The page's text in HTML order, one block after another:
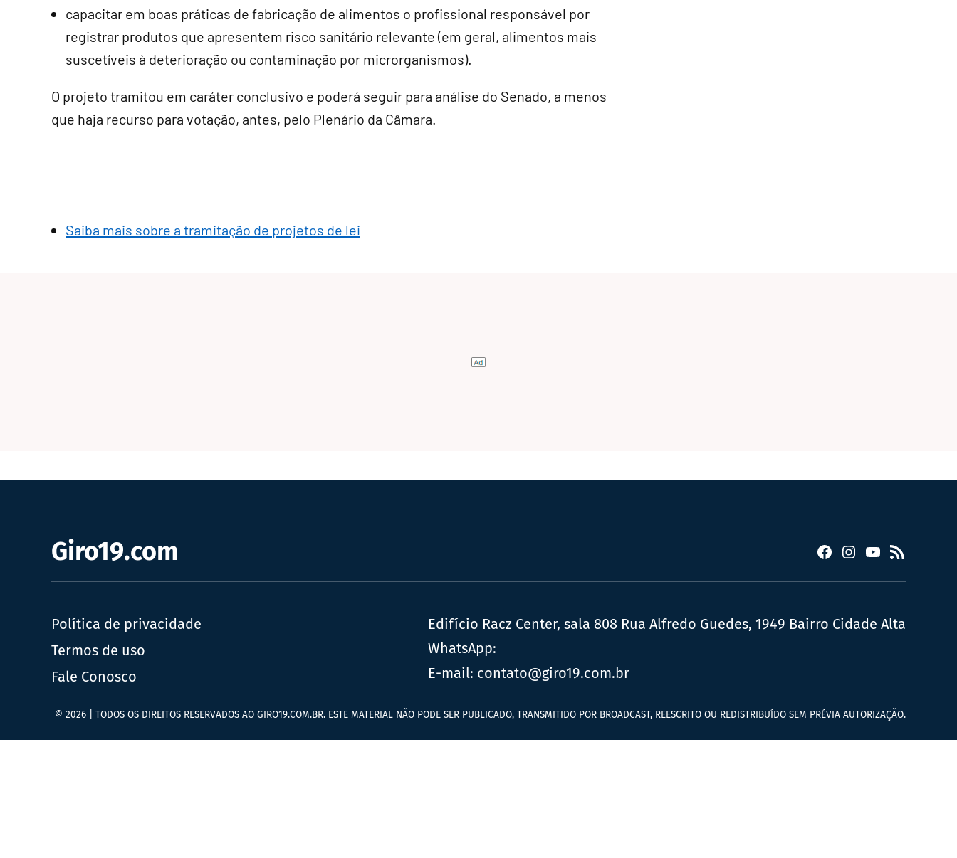
capacitar em boas práticas de fabricação de alimentos o profissional responsável por
registrar produtos que apresentem risco sanitário relevante (em geral, alimentos mais
suscetíveis à deterioração ou contaminação por microrganismos).
O projeto tramitou em caráter conclusivo e poderá seguir para análise do Senado, a menos
que haja recurso para votação, antes, pelo Plenário da Câmara.
Saiba mais sobre a tramitação de projetos de lei
Giro19.com Facebook
Instagram
YouTube
RSS
Política de privacidade
Termos de uso
Fale Conosco
Edifício Racz Center, sala 808 Rua Alfredo Guedes, 1949 Bairro Cidade Alta
WhatsApp:
E-mail: contato@giro19.com.br
© 2026 | TODOS OS DIREITOS RESERVADOS AO GIRO19.COM.BR. ESTE MATERIAL NÃO PODE SER PUBLICADO, TRANSMITIDO POR BROADCAST, REESCRITO OU REDISTRIBUÍDO SEM PRÉVIA AUTORIZAÇÃO.